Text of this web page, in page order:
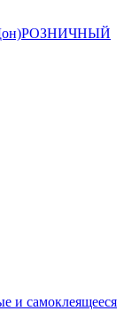
РОЗНИЧНЫЙ
и самоклеящееся